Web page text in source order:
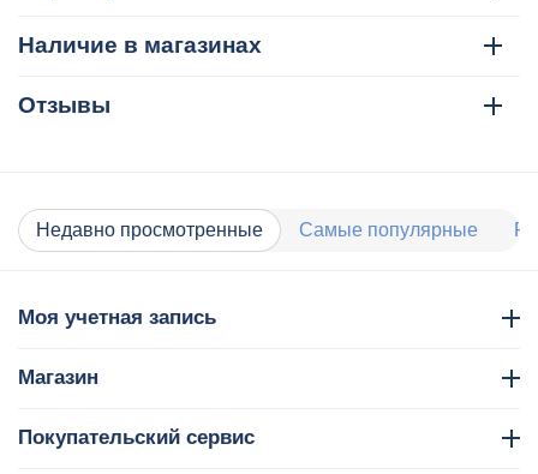
Наличие в магазинах
Отзывы
Недавно просмотренные Самые популярные
Моя учетная запись
Магазин
Покупательский сервис